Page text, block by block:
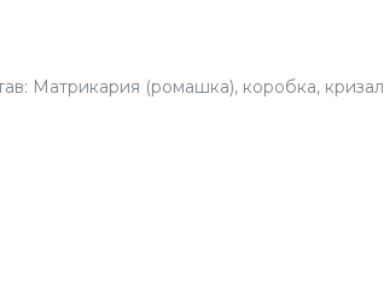
Матрикария (ромашка), коробка, кризал